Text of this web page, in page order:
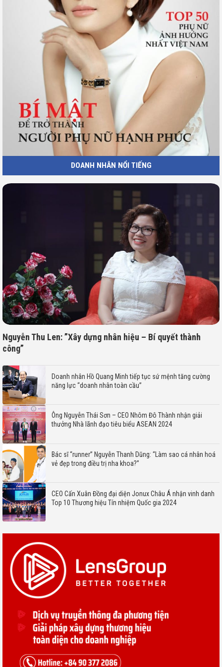
DOANH NHÂN NỔI TIẾNG
Nguyễn Thu Len: ”Xây dựng nhân hiệu – Bí quyết thành
công”
Doanh nhân Hồ Quang Minh tiếp tục sứ mệnh tăng cường
năng lực “doanh nhân toàn cầu”
Ông Nguyễn Thái Sơn – CEO Nhôm Đô Thành nhận giải
thưởng Nhà lãnh đạo tiêu biểu ASEAN 2024
Bác sĩ “runner” Nguyễn Thanh Dũng: “Làm sao cá nhân hoá
vẻ đẹp trong điều trị nha khoa?”
CEO Cấn Xuân Đồng đại diện Jonux Châu Á nhận vinh danh
Top 10 Thương hiệu Tín nhiệm Quốc gia 2024